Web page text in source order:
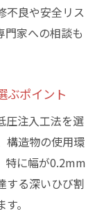
不良や安全リス
門家への相談も
ぶポイント
圧注入工法を選
構造物の使用環
特に幅が0.2mm
する深いひび割
。